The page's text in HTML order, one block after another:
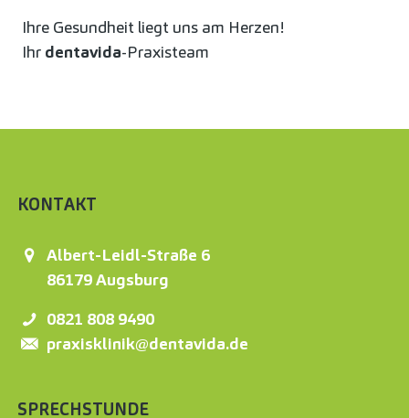
Ihre Gesundheit liegt uns am Herzen!
Ihr dentavida-Praxisteam
KONTAKT
Albert-Leidl-Straße 6
86179Augsburg
0821 808 9490
praxisklinik@dentavida.de
SPRECHSTUNDE